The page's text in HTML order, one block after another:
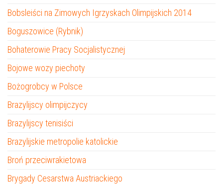
Bobsleiści na Zimowych Igrzyskach Olimpijskich 2014
Boguszowice (Rybnik)
Bohaterowie Pracy Socjalistycznej
Bojowe wozy piechoty
Bożogrobcy w Polsce
Brazylijscy olimpijczycy
Brazylijscy tenisiści
Brazylijskie metropolie katolickie
Broń przeciwrakietowa
Brygady Cesarstwa Austriackiego